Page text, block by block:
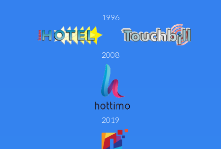
1996
2008
2019